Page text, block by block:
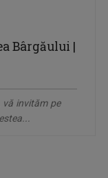
Bârgăului |
vă invităm pe